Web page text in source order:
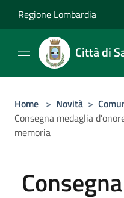
Regione Lombardia
Città di
Home > Novità >
Consegna medaglia
memoria